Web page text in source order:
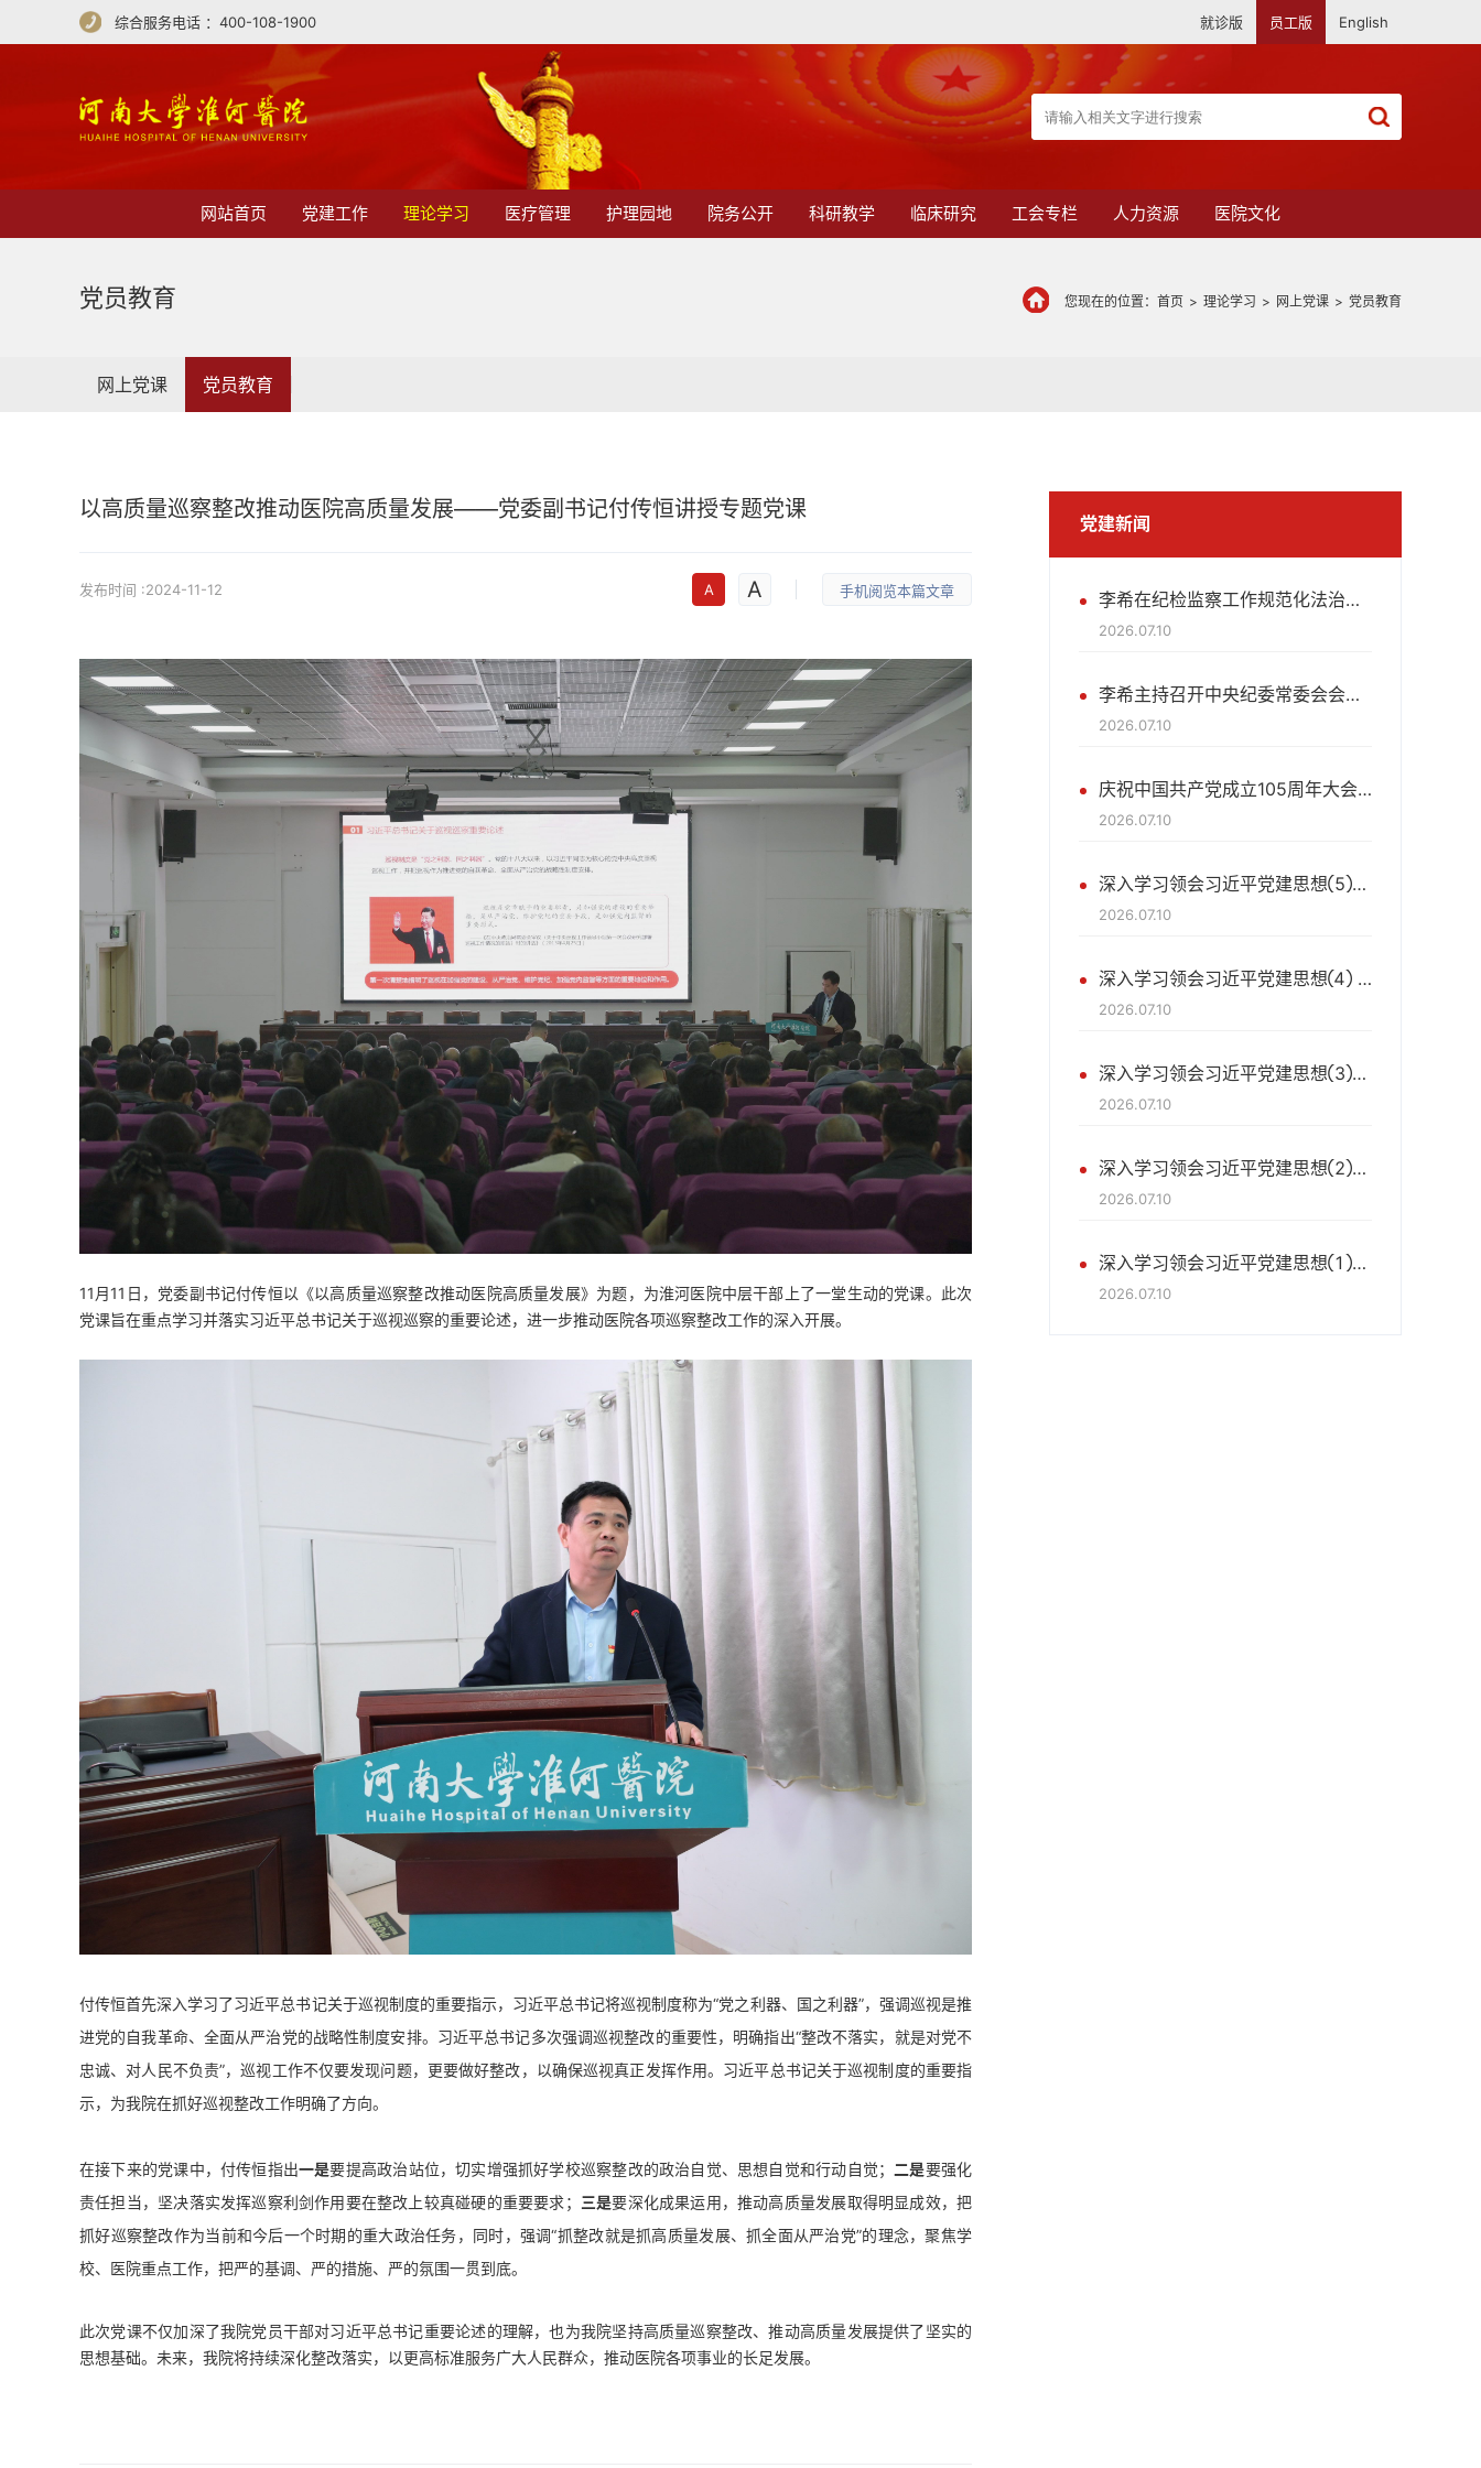
综合服务电话 ：400-108-1900 就诊版 员工版 English
网站首页 党建工作 理论学习 医疗管理 护理园地 院务公开 科研教学 临床研究 工会专栏 人力资源 医院文化
党员教育 您现在的位置： 首页 > 理论学习 > 网上党课 > 党员教育
网上党课 党员教育
以高质量巡察整改推动医院高质量发展——党委副书记付传恒讲授专题党课
发布时间 :2024-11-12 手机阅览本篇文章
A A
11月11日，党委副书记付传恒以《以高质量巡察整改推动医院高质量发展》为题，为淮河医院中层干部上了一堂生动的党课。此次
党课旨在重点学习并落实习近平总书记关于巡视巡察的重要论述，进一步推动医院各项巡察整改工作的深入开展。
付传恒首先深入学习了习近平总书记关于巡视制度的重要指示，习近平总书记将巡视制度称为“党之利器、国之利器”，强调巡视是推
进党的自我革命、全面从严治党的战略性制度安排。习近平总书记多次强调巡视整改的重要性，明确指出“整改不落实，就是对党不
忠诚、对人民不负责”，巡视工作不仅要发现问题，更要做好整改，以确保巡视真正发挥作用。习近平总书记关于巡视制度的重要指
示，为我院在抓好巡视整改工作明确了方向。
在接下来的党课中，付传恒指出一是要提高政治站位，切实增强抓好学校巡察整改的政治自觉、思想自觉和行动自觉； 二是要强化
责任担当，坚决落实发挥巡察利剑作用要在整改上较真碰硬的重要要求； 三是要深化成果运用，推动高质量发展取得明显成效，把
抓好巡察整改作为当前和今后一个时期的重大政治任务，同时，强调“抓整改就是抓高质量发展、抓全面从严治党”的理念，聚焦学
校、医院重点工作，把严的基调、严的措施、严的氛围一贯到底。
此次党课不仅加深了我院党员干部对习近平总书记重要论述的理解，也为我院坚持高质量巡察整改、推动高质量发展提供了坚实的
思想基础。未来，我院将持续深化整改落实，以更高标准服务广大人民群众，推动医院各项事业的长足发展。
党建新闻
李希在纪检监察工作规范化法治化正规化建设年行动再集中抓两年工作推进会上强调 深入学习贯彻习近平党建思想 持续纵深推进三化建设年行动
2026.07.10
李希主持召开中央纪委常委会会议 学习贯彻习近平总书记在庆祝中国共产党成立105周年大会上的重要讲话精神和习近平党建思想
2026.07.10
庆祝中国共产党成立105周年大会在京隆重举行 习近平发表重要讲话
2026.07.10
深入学习领会习近平党建思想⑤坚持以党的政治建设为统领
2026.07.10
深入学习领会习近平党建思想④ 坚持不忘初心、牢记使命
2026.07.10
深入学习领会习近平党建思想③坚持全面从严治党
2026.07.10
深入学习领会习近平党建思想②坚持党中央集中统一领导
2026.07.10
深入学习领会习近平党建思想①坚持党的领导是中国特色社会主义最本质的特征
2026.07.10